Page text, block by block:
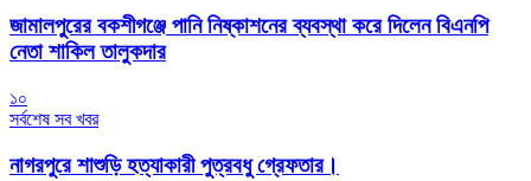
জামালপুরের বকশীগঞ্জে পানি নিষ্কাশনের ব্যবস্থা করে দিলেন বিএনপি
নেতা শাকিল তালুকদার
১০
সর্বশেষ সব খবর
নাগরপুরে শাশুড়ি হত্যাকারী পুত্রবধু গ্রেফতার।